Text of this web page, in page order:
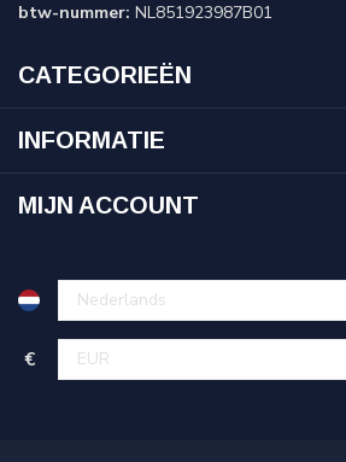
btw-nummer: NL851923987B01
CATEGORIEËN
INFORMATIE
MIJN ACCOUNT
€